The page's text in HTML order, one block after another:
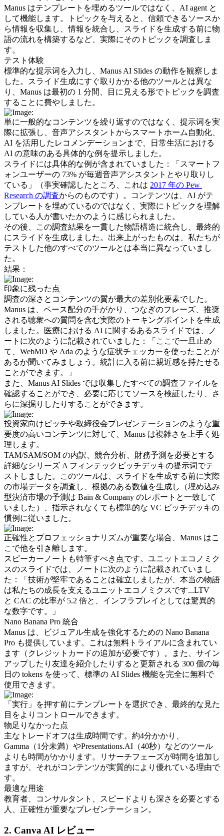
Manus はテンプレートを埋めるツールではなく、AI agent と
して機能します。トピックを与えると、信頼できるソースか
ら情報を収集し、情報を統合し、スライドを生成する前に物
語の流れを構築するなど、実際にそのトピックを調査しま
す。
テスト体験
標準的な提示词を入力し、Manus AI Slides の動作を観察しま
した。スライド生成にすぐ取りかかる他のツールとは異な
り、Manus は最初の 1 分間、目に見える形でトピックを調査
することに費やしました。
単に一般的なコンテンツを繰り返すのではなく、提示词を実
際に拡張し、音声アシスタントからスマートホーム自動化、
AI を活用したレコメンデーションまで、日常生活における
AI の意味のある具体的な例を提示しました。
スライドには具体的な例が含まれていました：「スマートフ
ォンユーザーの 73% が毎週音声アシスタントとやり取りし
ている」（事実確認したところ、これは 2017 年の Pew
Research の調査からのものです）。コンテンツは、AI がテ
ンプレートを埋めているのではなく、実際にトピックを理解
している人が書いたかのように感じられました。
その後、この調査結果を一貫した物語構造に統合し、最終的
にスライドを生成しました。出来上がったものは、私たちが
テストした他のすべてのツールとは本当に異なっていまし
た。
結果：
印象に残った点
調査の深さとコンテンツの質が最大の差別化要素でした。
Manus は、ペース配分の手がかり、つなぎのフレーズ、推奨
される聴衆への質問を含む実際のトーキングポイントを生成
しました。医療における AI に関するあるスライドでは、ノ
ートに次のように記載されていました：「ここで一旦止め
て、WebMD や Ada のような症状チェッカーを使ったことが
あるか聞いてみましょう。統計に入る前に親近感を持たせる
ことができます。」
また、Manus AI Slides では収集したすべての調査ファイルを
確認することができ、必要に応じてソースを検証したり、さ
らに深掘りしたりすることができます。
投資家向けピッチや取締役会プレゼンテーションのような重
要度の高いコンテンツに対して、Manus は複雑さを上手く処
理します。
TAM/SAM/SOM の内訳、競合分析、財務予測を必要とする
詳細なシリーズ A フィンテックピッチデッキの提示词でテ
ストしました。このツールは、スライドを生成する前に実際
の市場データを調査し、根拠のある数値を生成し（埋め込み
型決済市場の予測は Bain & Company のレポートと一致して
いました）、指示されなくても標準的な VC ピッチデッキの
慣例に従いました。
正確性とプロフェッショナリズムが重要な場合、Manus はこ
こで他を引き離します。
スピーカーノートも特筆すべき点です。ユニットエコノミク
スのスライドでは、ノートに次のように記載されていまし
た：「技術が堅牢であることは確立しましたが、本当の物語
は私たちの成長を支えるユニットエコノミクスです...LTV
と CAC の比率が 5.2 倍と、インフラプレイとしては驚異的
な数字です。」
Nano Banana Pro 統合
Manus は、ビジュアル生成を強化するための Nano Banana
Pro も提供しています。これは無料トライアルに含まれてい
ます（クレジットカードの追加が必要です）。また、サイン
アップしたり友達を紹介したりすると更新される 300 個の毎
日の tokens を使って、標準の AI Slides 機能を完全に無料で
使用できます。
「実行」を押す前にテンプレートを選択でき、最終的な見た
目をよりコントロールできます。
物足りなかった点
主なトレードオフは生成時間です。約4分かかり、
Gamma（1分未満）やPresentations.AI（40秒）などのツール
よりも時間がかかります。リサーチフェーズが時間を追加し
ますが、それがコンテンツが実質的により優れている理由で
す。
最適な用途
教育者、コンサルタント、スピードよりも深さを必要とする
人、正確性が重要なプレゼンテーション。
2. Canva AI レビュー